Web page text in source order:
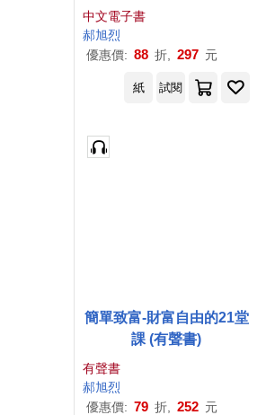
富思維【電子書獨家收錄
郝哥親聲導讀】 (電子書)
中文電子書
郝旭烈
優惠價: 88 折, 297 元
紙 試閱
簡單致富-財富自由的21堂
課 (有聲書)
有聲書
郝旭烈
優惠價: 79 折, 252 元